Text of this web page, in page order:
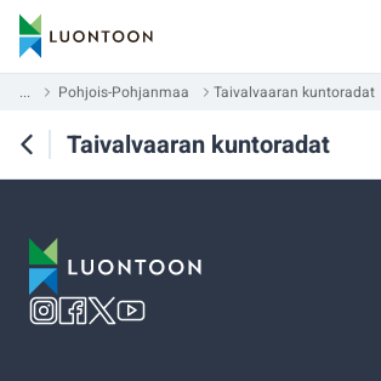
... Pohjois-Pohjanmaa Taivalvaaran kuntoradat
Taivalvaaran kuntoradat